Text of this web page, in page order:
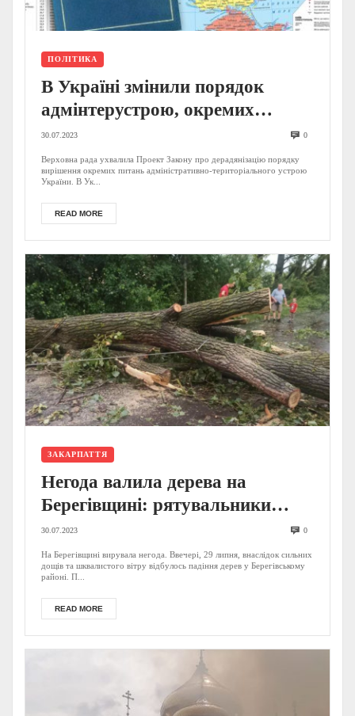
ПОЛІТИКА
В Україні змінили порядок
адмінтерустрою, окремих
населених пунктів більше не
буде – прийнято Закон
30.07.2023 0
Верховна рада ухвалила Проект Закону про дерадянізацію порядку
вирішення окремих питань адміністративно-територіального устрою
України. В Ук...
READ MORE
ЗАКАРПАТТЯ
Негода валила дерева на
Берегівщині: рятувальники
показали наслідки (ФОТО)
30.07.2023 0
На Берегівщині вирувала негода. Ввечері, 29 липня, внаслідок сильних
дощів та шквалистого вітру відбулось падіння дерев у Берегівському
районі. П...
READ MORE